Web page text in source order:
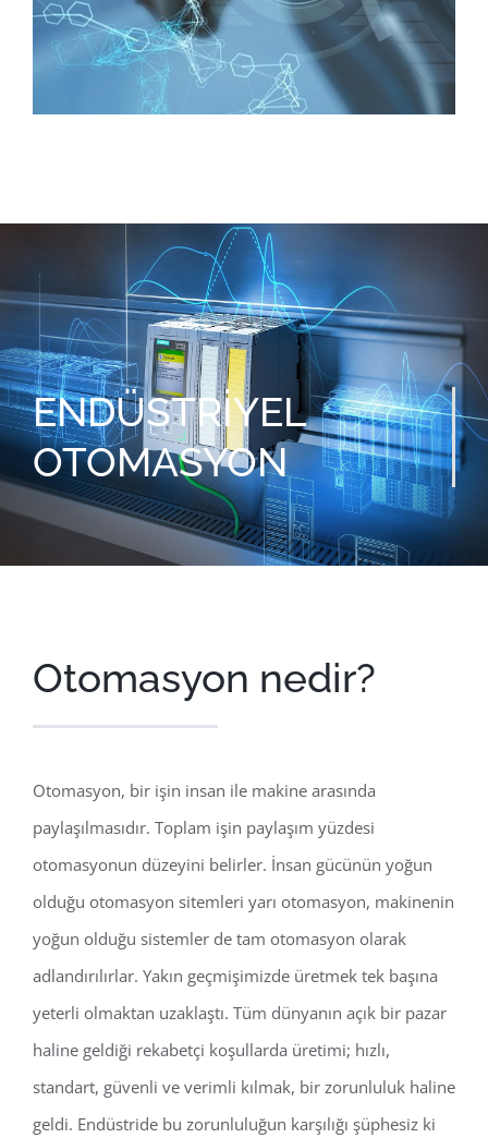
ENDÜSTRİYEL
OTOMASYON
Otomasyon nedir?
Otomasyon, bir işin insan ile makine arasında
paylaşılmasıdır. Toplam işin paylaşım yüzdesi
otomasyonun düzeyini belirler. İnsan gücünün yoğun
olduğu otomasyon sitemleri yarı otomasyon, makinenin
yoğun olduğu sistemler de tam otomasyon olarak
adlandırılırlar. Yakın geçmişimizde üretmek tek başına
yeterli olmaktan uzaklaştı. Tüm dünyanın açık bir pazar
haline geldiği rekabetçi koşullarda üretimi; hızlı,
standart, güvenli ve verimli kılmak, bir zorunluluk haline
geldi. Endüstride bu zorunluluğun karşılığı şüphesiz ki